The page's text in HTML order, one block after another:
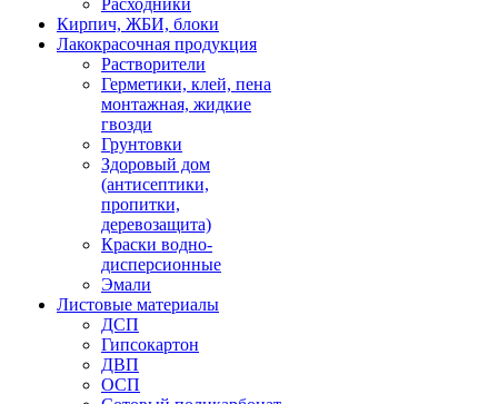
Расходники
Кирпич, ЖБИ, блоки
Лакокрасочная продукция
Растворители
Герметики, клей, пена
монтажная, жидкие
гвозди
Грунтовки
Здоровый дом
(антисептики,
пропитки,
деревозащита)
Краски водно-
дисперсионные
Эмали
Листовые материалы
ДСП
Гипсокартон
ДВП
ОСП